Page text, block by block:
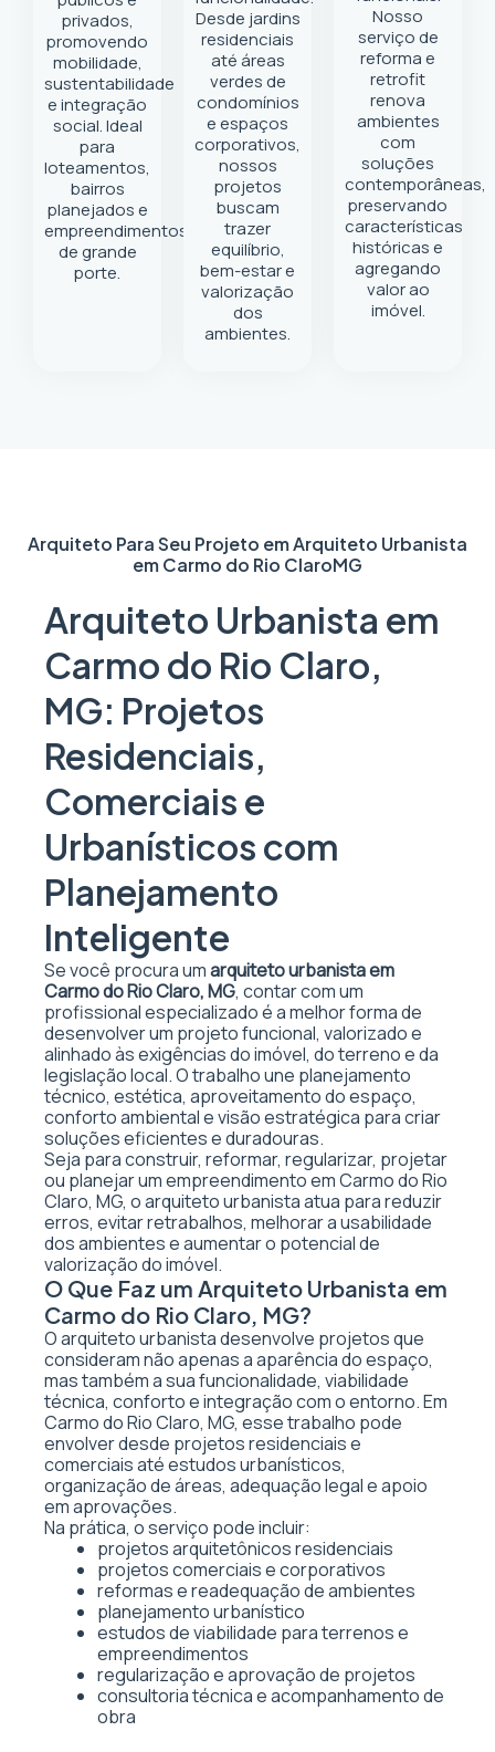
privados,
promovendo
mobilidade,
sustentabilidade
e integração
social. Ideal
para
loteamentos,
bairros
planejados e
empreendimentos
de grande
porte.
Desde jardins
residenciais
até áreas
verdes de
condomínios
e espaços
corporativos,
nossos
projetos
buscam
trazer
equilíbrio,
bem-estar e
valorização
dos
ambientes.
Nosso
serviço de
reforma e
retrofit
renova
ambientes
com
soluções
contemporâneas,
preservando
características
históricas e
agregando
valor ao
imóvel.
Arquiteto Para Seu Projeto emArquiteto Urbanista
em Carmo do Rio ClaroMG
Arquiteto Urbanista em
Carmo do Rio Claro,
MG: Projetos
Residenciais,
Comerciais e
Urbanísticos com
Planejamento
Inteligente
Se você procura umarquiteto urbanista em
Carmo do Rio Claro, MG, contar com um
profissional especializado é a melhor forma de
desenvolver um projeto funcional, valorizado e
alinhado às exigências do imóvel, do terreno e da
legislação local. O trabalho une planejamento
técnico, estética, aproveitamento do espaço,
conforto ambiental e visão estratégica para criar
soluções eficientes e duradouras.
Seja para construir, reformar, regularizar, projetar
ou planejar um empreendimento em Carmo do Rio
Claro, MG, o arquiteto urbanista atua para reduzir
erros, evitar retrabalhos, melhorar a usabilidade
dos ambientes e aumentar o potencial de
valorização do imóvel.
O Que Faz um Arquiteto Urbanista em
Carmo do Rio Claro, MG?
O arquiteto urbanista desenvolve projetos que
consideram não apenas a aparência do espaço,
mas também a sua funcionalidade, viabilidade
técnica, conforto e integração com o entorno. Em
Carmo do Rio Claro, MG, esse trabalho pode
envolver desde projetos residenciais e
comerciais até estudos urbanísticos,
organização de áreas, adequação legal e apoio
em aprovações.
Na prática, o serviço pode incluir:
projetos arquitetônicos residenciais
projetos comerciais e corporativos
reformas e readequação de ambientes
planejamento urbanístico
estudos de viabilidade para terrenos e
empreendimentos
regularização e aprovação de projetos
consultoria técnica e acompanhamento de
obra